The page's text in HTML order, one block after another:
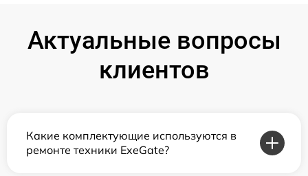
Актуальные вопросы
клиентов
Какие комплектующие используются в
ремонте техники ExeGate?